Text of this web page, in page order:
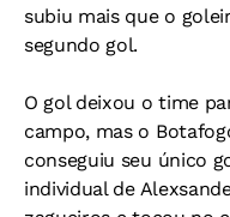
subiu mais que o
segundo gol.
O gol deixou o time
campo, mas o
conseguiu seu único
individual de